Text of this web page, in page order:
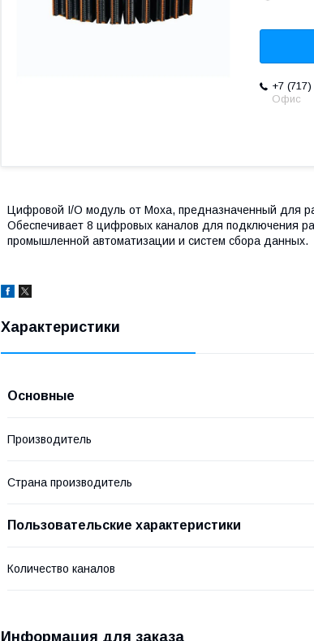
+7
Офис
Цифровой I/O модуль от Moxa, предназначенный для
Обеспечивает 8 цифровых каналов для подключения
промышленной автоматизации и систем сбора данных.
Характеристики
Основные
Производитель
Страна производитель
Пользовательские характеристики
Количество каналов
Информация для заказа